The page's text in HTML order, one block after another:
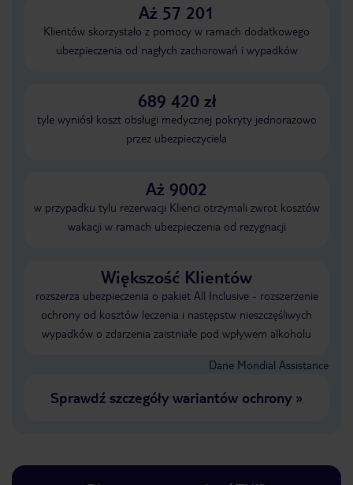
Aż 57 201
Klientów skorzystało z pomocy w ramach dodatkowego
ubezpieczenia od nagłych zachorowań i wypadków
689 420 zł
tyle wyniósł koszt obsługi medycznej pokryty jednorazowo
przez ubezpieczyciela
Aż 9002
w przypadku tylu rezerwacji Klienci otrzymali zwrot kosztów
wakacji w ramach ubezpieczenia od rezygnacji
Większość Klientów
rozszerza ubezpieczenia o pakiet All Inclusive - rozszerzenie
ochrony od kosztów leczenia i następstw nieszczęśliwych
wypadków o zdarzenia zaistniałe pod wpływem alkoholu
Dane Mondial Assistance
Sprawdź szczegóły wariantów ochrony»